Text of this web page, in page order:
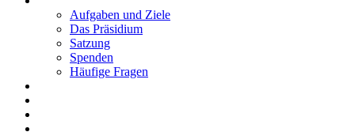
Aufgaben und Ziele
Das Präsidium
Satzung
Spenden
Häufige Fragen